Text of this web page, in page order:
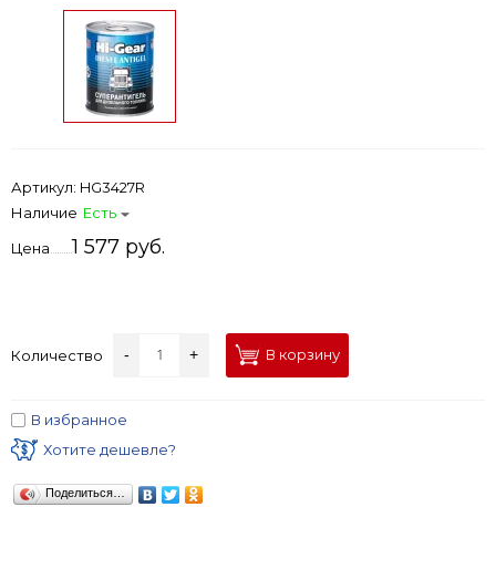
Артикул: HG3427R
Наличие Есть
Цена
1 577 руб.
Количество - + В корзину
В избранное
Хотите дешевле?
Поделиться…